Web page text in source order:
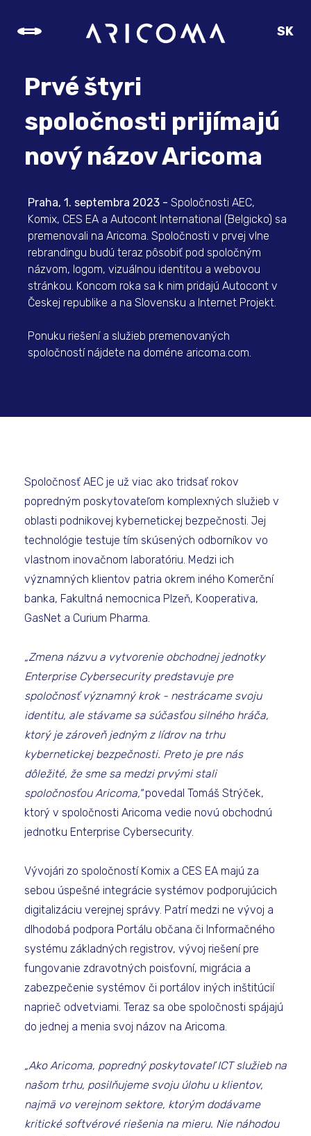
SK
Prvé štyri
spoločnosti prijímajú
nový názov Aricoma
Praha, 1. septembra 2023 - Spoločnosti AEC,
Komix, CES EA a Autocont International (Belgicko) sa
premenovali na Aricoma. Spoločnosti v prvej vlne
rebrandingu budú teraz pôsobiť pod spoločným
názvom, logom, vizuálnou identitou a webovou
stránkou. Koncom roka sa k nim pridajú Autocont v
Českej republike a na Slovensku a Internet Projekt.
Ponuku riešení a služieb premenovaných
spoločností nájdete na doméne aricoma.com.
Spoločnosť AEC je už viac ako tridsať rokov
popredným poskytovateľom komplexných služieb v
oblasti podnikovej kybernetickej bezpečnosti. Jej
technológie testuje tím skúsených odborníkov vo
vlastnom inovačnom laboratóriu. Medzi ich
významných klientov patria okrem iného Komerční
banka, Fakultná nemocnica Plzeň, Kooperativa,
GasNet a Curium Pharma.
„Zmena názvu a vytvorenie obchodnej jednotky
Enterprise Cybersecurity predstavuje pre
spoločnosť významný krok - nestrácame svoju
identitu, ale stávame sa súčasťou silného hráča,
ktorý je zároveň jedným z lídrov na trhu
kybernetickej bezpečnosti. Preto je pre nás
dôležité, že sme sa medzi prvými stali
spoločnosťou Aricoma," povedal Tomáš Strýček,
ktorý v spoločnosti Aricoma vedie novú obchodnú
jednotku Enterprise Cybersecurity.
Vývojári zo spoločností Komix a CES EA majú za
sebou úspešné integrácie systémov podporujúcich
digitalizáciu verejnej správy. Patrí medzi ne vývoj a
dlhodobá podpora Portálu občana či Informačného
systému základných registrov, vývoj riešení pre
fungovanie zdravotných poisťovní, migrácia a
zabezpečenie systémov či portálov iných inštitúcií
naprieč odvetviami. Teraz sa obe spoločnosti spájajú
do jednej a menia svoj názov na Aricoma.
„Ako Aricoma, popredný poskytovateľ ICT služieb na
našom trhu, posilňujeme svoju úlohu u klientov,
najmä vo verejnom sektore, ktorým dodávame
kritické softvérové riešenia na mieru. Nie náhodou